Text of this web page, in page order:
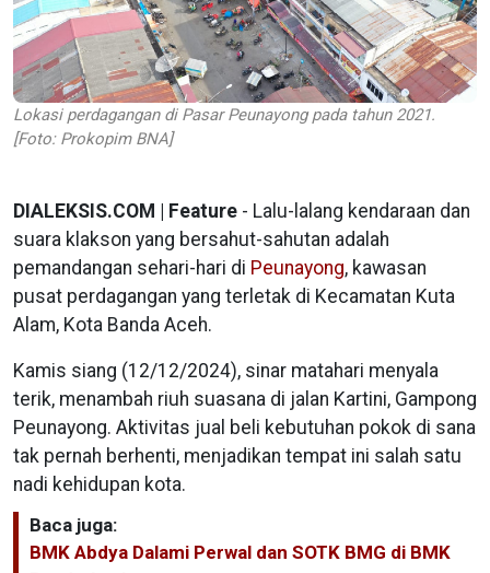
Lokasi perdagangan di Pasar Peunayong pada tahun 2021.
[Foto: Prokopim BNA]
DIALEKSIS.COM | Feature - Lalu-lalang kendaraan dan
suara klakson yang bersahut-sahutan adalah
pemandangan sehari-hari di Peunayong, kawasan
pusat perdagangan yang terletak di Kecamatan Kuta
Alam, Kota Banda Aceh.
Kamis siang (12/12/2024), sinar matahari menyala
terik, menambah riuh suasana di jalan Kartini, Gampong
Peunayong. Aktivitas jual beli kebutuhan pokok di sana
tak pernah berhenti, menjadikan tempat ini salah satu
nadi kehidupan kota.
Baca juga:
BMK Abdya Dalami Perwal dan SOTK BMG di BMK